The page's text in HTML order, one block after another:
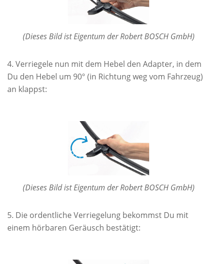
(Dieses Bild ist Eigentum der Robert BOSCH GmbH)
Verriegele nun mit dem Hebel den Adapter, in dem
Du den Hebel um 90° (in Richtung weg vom Fahrzeug)
an klappst:
(Dieses Bild ist Eigentum der Robert BOSCH GmbH)
Die ordentliche Verriegelung bekommst Du mit
einem hörbaren Geräusch bestätigt: